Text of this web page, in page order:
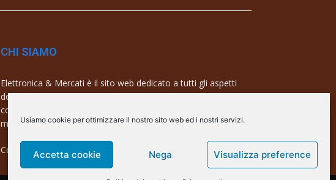
Usiamo cookie per ottimizzare il nostro sito web ed i nostri servizi.
Accetta cookie Nega Visualizza preference
CHI SIAMO
Elettronica & Mercati è il sito web dedicato a tutti gli aspetti
dell’elettronica professionale e dell’industria dei semiconduttori,
con una copertura a 360° che coinvolge tecnologie, prodotti,
mercati e aziende.
Contatti:info@arscommunication.it